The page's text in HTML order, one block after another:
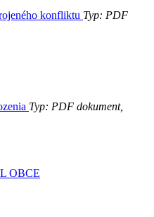
konfliktu Typ: PDF
Typ: PDF dokument,